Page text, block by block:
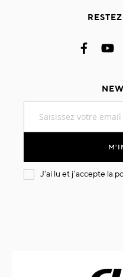
notre
J'ai lu et j'accepte la